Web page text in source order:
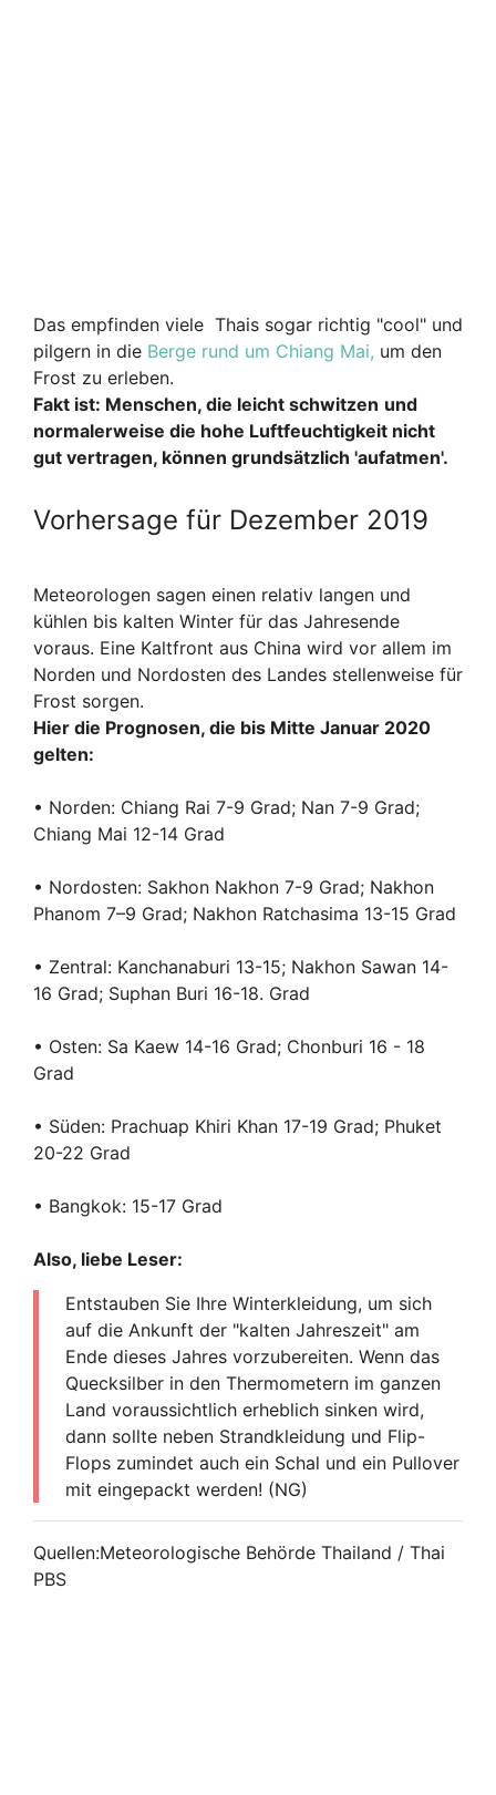
Das empfinden viele Thais sogar richtig "cool" und
pilgern in die Berge rund um Chiang Mai, um den
Frost zu erleben.
Fakt ist: Menschen, die leicht schwitzen und
normalerweise die hohe Luftfeuchtigkeit nicht
gut vertragen, können grundsätzlich 'aufatmen'.
Vorhersage für Dezember 2019
Meteorologen sagen einen relativ langen und
kühlen bis kalten Winter für das Jahresende
voraus. Eine Kaltfront aus China wird vor allem im
Norden und Nordosten des Landes stellenweise für
Frost sorgen.
Hier die Prognosen, die bis Mitte Januar 2020
gelten:
• Norden: Chiang Rai 7-9 Grad; Nan 7-9 Grad;
Chiang Mai 12-14 Grad
• Nordosten: Sakhon Nakhon 7-9 Grad; Nakhon
Phanom 7–9 Grad; Nakhon Ratchasima 13-15 Grad
• Zentral: Kanchanaburi 13-15; Nakhon Sawan 14-
16 Grad; Suphan Buri 16-18. Grad
• Osten: Sa Kaew 14-16 Grad; Chonburi 16 - 18
Grad
• Süden: Prachuap Khiri Khan 17-19 Grad; Phuket
20-22 Grad
• Bangkok: 15-17 Grad
Also, liebe Leser:
Entstauben Sie Ihre Winterkleidung, um sich
auf die Ankunft der "kalten Jahreszeit" am
Ende dieses Jahres vorzubereiten. Wenn das
Quecksilber in den Thermometern im ganzen
Land voraussichtlich erheblich sinken wird,
dann sollte neben Strandkleidung und Flip-
Flops zumindet auch ein Schal und ein Pullover
mit eingepackt werden! (NG)
Quellen:Meteorologische Behörde Thailand / Thai
PBS